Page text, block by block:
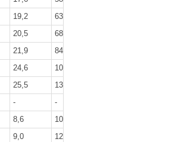
19,2
637,0
20,5
689,0
21,9
841,0
24,6
1044,0
25,5
1380,0
-
-
8,6
109,0
9,0
127,0